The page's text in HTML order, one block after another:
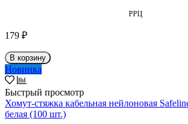
РРЦ
179 ₽
В корзину
Новинка
Быстрый просмотр
Хомут-стяжка кабельная нейлоновая
белая (100 шт.)